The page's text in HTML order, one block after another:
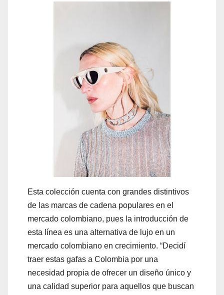
Esta colección cuenta con grandes distintivos
de las marcas de cadena populares en el
mercado colombiano, pues la introducción de
esta línea es una alternativa de lujo en un
mercado colombiano en crecimiento. “Decidí
traer estas gafas a Colombia por una
necesidad propia de ofrecer un diseño único y
una calidad superior para aquellos que buscan